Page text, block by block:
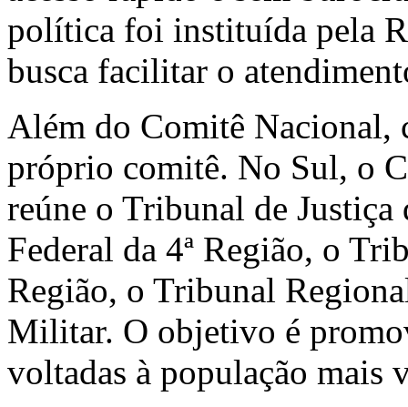
política foi instituída pela
busca facilitar o
Além do Comitê Nacional,
próprio comitê. No Sul, o
reúne o Tribunal de
Federal da 4ª Região, o
Região, o Tribunal
Militar. O objetivo é
voltadas à população mais